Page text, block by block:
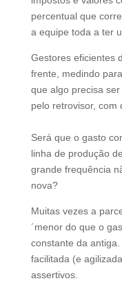
percentual que
a equipe toda a ter
Gestores eficientes
frente, medindo
que algo precisa
pelo retrovisor, com
Será que o gasto
linha de produção
grande frequência
nova?
Muitas vezes a
´menor do que o
constante da
facilitada (e
assertivos.